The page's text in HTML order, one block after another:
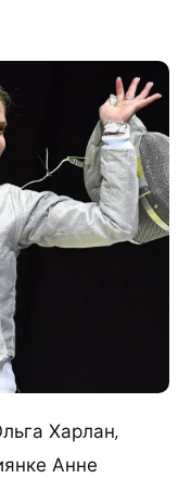
Харлан,
Анне